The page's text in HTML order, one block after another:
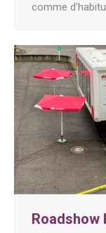
comme
Roadshow